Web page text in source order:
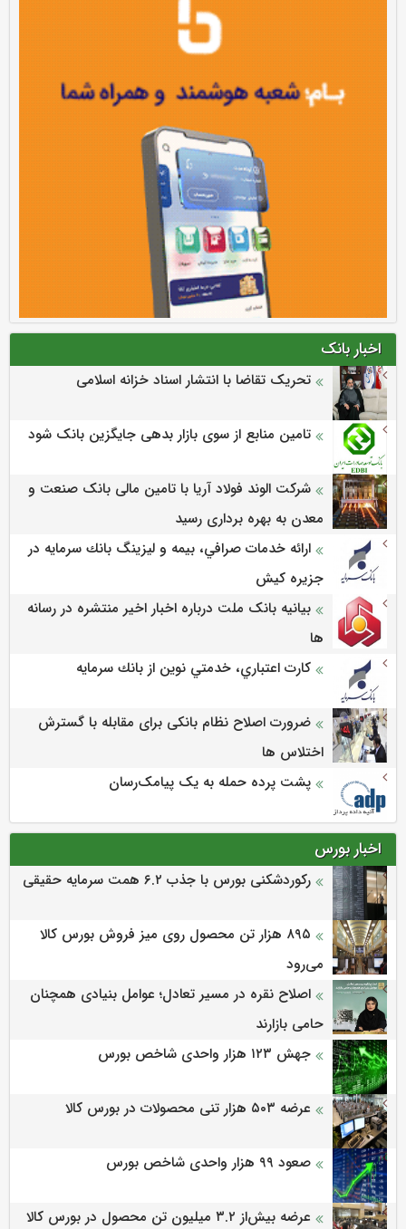
اخبار بانک
تحریک تقاضا با انتشار اسناد خزانه اسلامی
تامین منابع از سوی بازار بدهی جایگزین بانک شود
شرکت الوند فولاد آریا با تامین مالی بانک صنعت و
معدن به بهره برداری رسید
ارائه خدمات صرافي، بيمه و ليزينگ بانك سرمايه در
جزيره كيش
بیانیه بانک ملت درباره اخبار اخیر منتشره در رسانه
ها
كارت اعتباري، خدمتي نوين از بانك سرمايه
ضرورت اصلاح نظام بانکی برای مقابله با گسترش
اختلاس ها
پشت پرده حمله به یک پیامک‌رسان
اخبار بورس
رکوردشکنی بورس با جذب ۶.۲ همت سرمایه حقیقی
۸۹۵ هزار تن محصول روی میز فروش بورس کالا
می‌‌رود
اصلاح نقره در مسیر تعادل؛ عوامل بنیادی همچنان
حامی بازارند
جهش ۱۲۳ هزار واحدی شاخص بورس
عرضه ۵۰۳ هزار تنی محصولات در بورس کالا
صعود ۹۹ هزار واحدی شاخص بورس
عرضه بیش‌از ۳.۲ میلیون تن محصول در بورس کالا